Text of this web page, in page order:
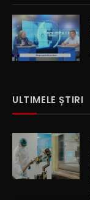
ULTIMELE ȘTIRI